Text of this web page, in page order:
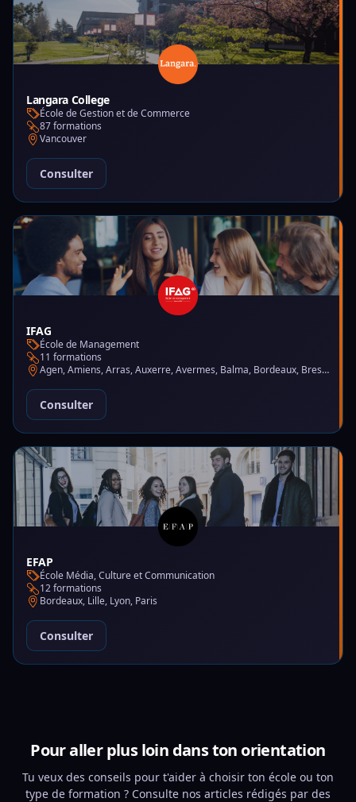
Langara College
École de Gestion et de Commerce
87 formations
Vancouver
Consulter
IFAG
École de Management
11 formations
Agen, Amiens, Arras, Auxerre, Avermes, Balma, Bordeaux, Brest, Charleville-Mézières, Chartres, Courbevoie, Dijon, Gap, La Garde, Le Mans, Lille, Lyon, Mont-de-Marsan, Montluçon, Montpellier, Mulhouse, Nantes, Puteaux, Reims, Rennes, Trélazé
Consulter
EFAP
École Média, Culture et Communication
12 formations
Bordeaux, Lille, Lyon, Paris
Consulter
Pour aller plus loin dans ton orientation
Tu veux des conseils pour t'aider à choisir ton école ou ton
type de formation ? Consulte nos articles rédigés par des